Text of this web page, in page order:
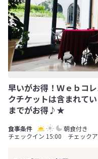
早いがお得！Ｗｅｂコ
クチケットは含まれて
までがお得♪★
朝食付き
チェックイン 15:00 チェック